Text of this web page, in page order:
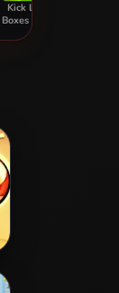
Kick Lucky
Boxes Online